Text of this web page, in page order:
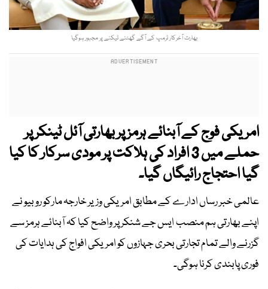
بھارت آخرکار ٹرمپ کے آگے گھٹنے ٹیکنے پر مجبور ہوگیا
امریکی فوج کے آبنائے ہرمز پر بھارتی آئل ٹینکر پر
حملے میں 3 افراد کی ہلاکت پر مودی سرکار کا کیا
گیا احتجاج رائیگاں گیا۔
عالمی خبر رساں ادارے کے مطابق امریکی وزیر خارجہ مارکو روبیو نے
اپنے بھارتی ہم منصب ایس جے شنکر پر واضح کیا کہ آبنائے ہرمز سے
گزرنے والے تمام تجارتی بحری جہازوں کو امریکی افواج کی ہدایات کی
فوری پابندی کرنا ہوگی۔